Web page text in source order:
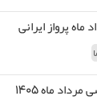
ماه پرواز ایرانی
ماه 1405